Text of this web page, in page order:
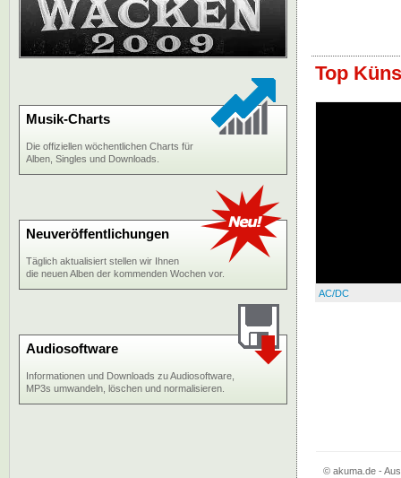
Top
AC/DC
Musik-Charts
Die offiziellen wöchentlichen Charts für
Alben, Singles und Downloads.
Neuveröffentlichungen
Täglich aktualisiert stellen wir Ihnen
die neuen Alben der kommenden Wochen vor.
Audiosoftware
Informationen und Downloads zu Audiosoftware,
MP3s umwandeln, löschen und normalisieren.
© akuma.de -